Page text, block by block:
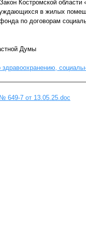
Костромской
в жилых
по договорам
Думы
здравоохранению,
7 от 13.05.25.doc